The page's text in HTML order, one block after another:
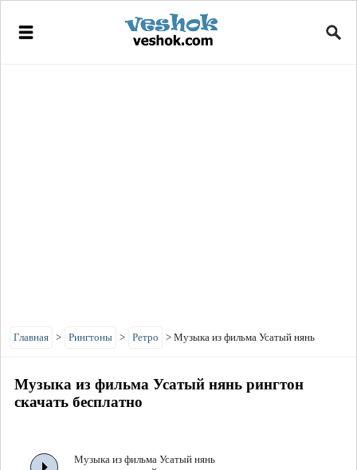
Главная > Рингтоны > Ретро > Музыка из фильма Усатый нянь
Музыка из фильма Усатый нянь рингтон
скачать бесплатно
Музыка из фильма Усатый нянь